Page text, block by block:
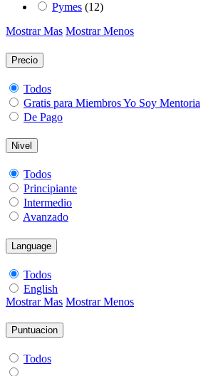
Pymes (12)
Mostrar Mas Mostrar Menos
Precio
Todos
Gratis para Miembros Yo Soy Mentoria
De Pago
Nivel
Todos
Principiante
Intermedio
Avanzado
Language
Todos
English
Mostrar Mas Mostrar Menos
Puntuacion
Todos